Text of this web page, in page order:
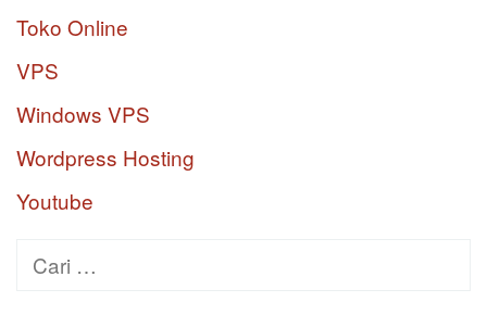
Toko Online
VPS
Windows VPS
Wordpress Hosting
Youtube
Cari